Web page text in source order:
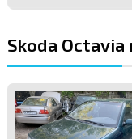
Skoda Octavia